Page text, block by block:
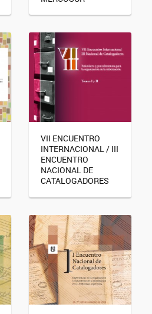
VII ENCUENTRO
INTERNACIONAL / III
ENCUENTRO
NACIONAL DE
CATALOGADORES